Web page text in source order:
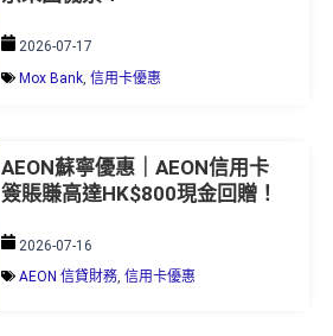
2026-07-17
Mox Bank, 信用卡優惠
AEON蘇寧優惠｜AEON信用卡
簽賬賺高達HK$800現金回贈！
2026-07-16
AEON 信貸財務, 信用卡優惠